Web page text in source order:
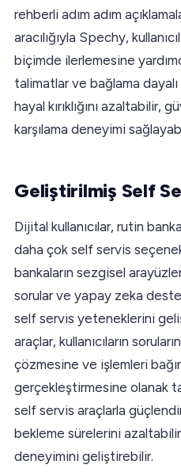
rehberli adım adım
aracılığıyla Spechy,
biçimde ilerlemesine
talimatlar ve bağlama dayalı
hayal kırıklığını azaltabilir,
karşılama deneyimi
Geliştirilmiş Self
Dijital kullanıcılar, rutin
daha çok self servis
bankaların sezgisel
sorular ve yapay zeka
self servis yeteneklerini
araçlar, kullanıcıların
çözmesine ve işlemleri
gerçekleştirmesine olanak
self servis araçlarla
bekleme sürelerini
deneyimini geliştirebilir.